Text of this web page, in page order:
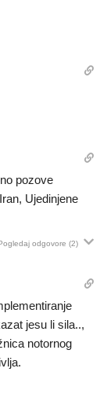
pozove
Ujedinjene
Pogledaj odgovore (2)
jesu li sila..,
notornog